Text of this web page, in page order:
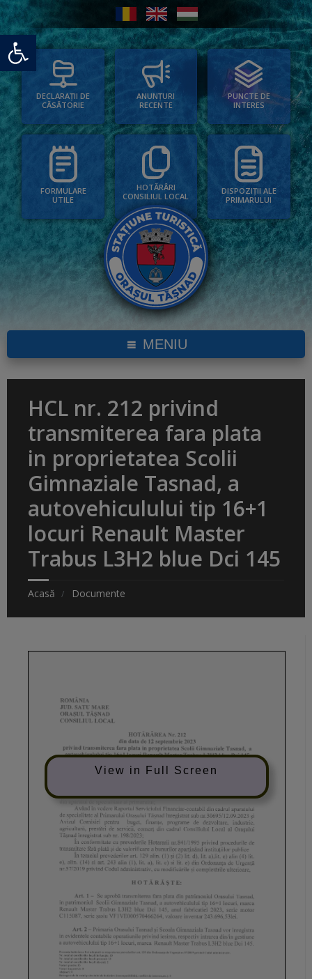
Deschide bara de unelte
DECLARAȚII DE
CĂSĂTORIE
ANUNȚURI
RECENTE
PUNCTE DE
INTERES
FORMULARE
UTILE
HOTĂRÂRI
CONSILIUL LOCAL
DISPOZIȚII ALE
PRIMARULUI
MENIU
HCL nr. 212 privind
transmiterea fara plata
in proprietatea Scolii
Gimnaziale Tasnad, a
autovehiculului tip 16+1
locuri Renault Master
Trabus L3H2 blue Dci 145
Acasă Documente
View in Full Screen